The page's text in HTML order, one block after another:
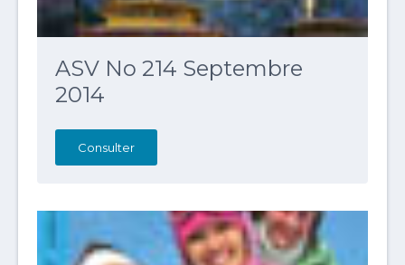
ASV No 214 Septembre
2014
Consulter